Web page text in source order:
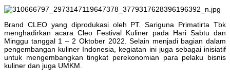
Brand CLEO yang diprodukasi oleh PT. Sariguna Primatirta Tbk
menghadirkan acara Cleo Festival Kuliner pada Hari Sabtu dan
Minggu tanggal 1 – 2 Oktober 2022. Selain menjadi bagian dalam
pengembangan kuliner Indonesia, kegiatan ini juga sebagai inisiatif
untuk mengembangkan tingkat perekonomian para pelaku bisnis
kuliner dan juga UMKM.